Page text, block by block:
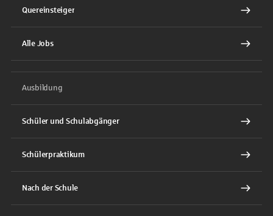
Quereinsteiger
Alle Jobs
Ausbildung
Schüler und Schulabgänger
Schülerpraktikum
Nach der Schule